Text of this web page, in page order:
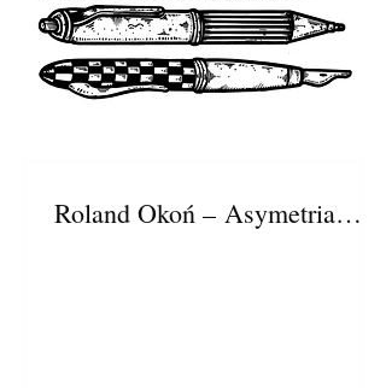
Roland Okoń – Asymetria